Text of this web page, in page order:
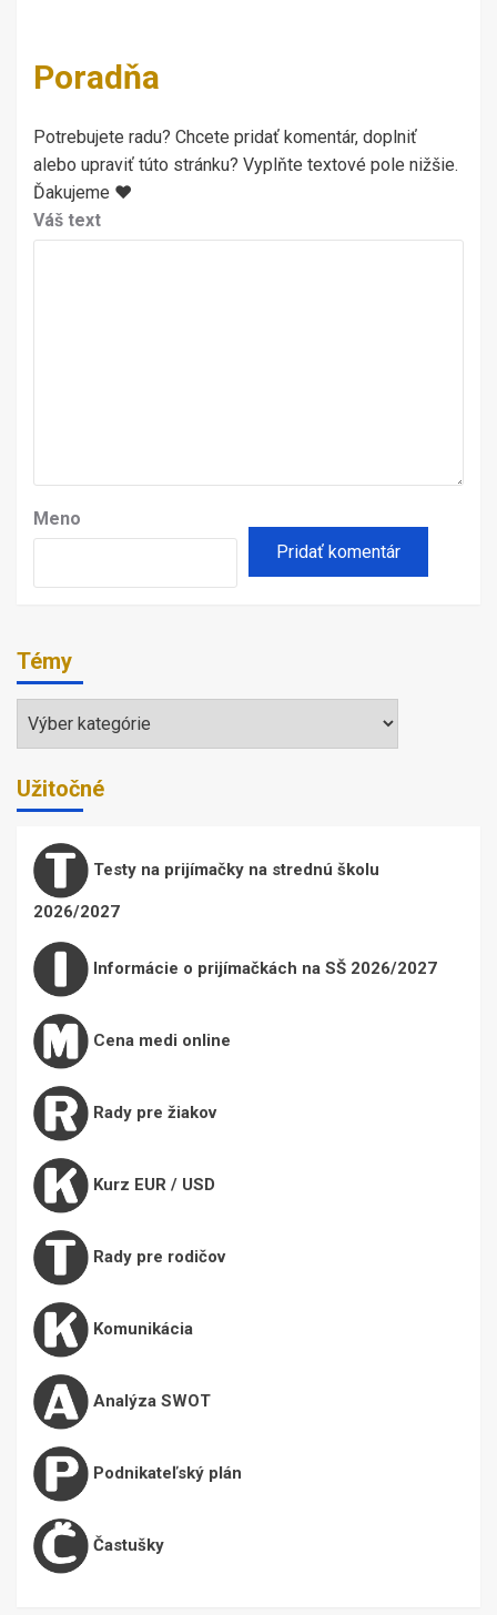
Poradňa
Potrebujete radu? Chcete pridať komentár, doplniť
alebo upraviť túto stránku? Vyplňte textové pole nižšie.
Ďakujeme ♥
Váš text
Meno
Témy
Témy
Užitočné
Testy na prijímačky na strednú školu
2026/2027
Informácie o prijímačkách na SŠ 2026/2027
Cena medi online
Rady pre žiakov
Kurz EUR / USD
Rady pre rodičov
Komunikácia
Analýza SWOT
Podnikateľský plán
Častušky